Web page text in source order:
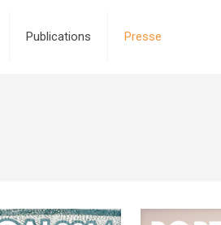
Publications Presse